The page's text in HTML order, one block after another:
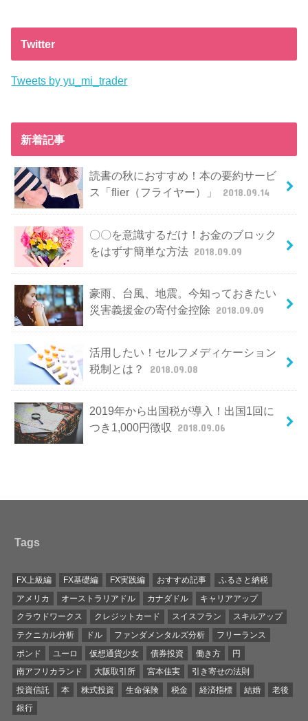
Twitter
Tweets by yu_mi_trader
新着記事
読書の秋におすすめ！本の要約サービ
ス「flier（フライヤー）」
2018.09.14
〇〇を意識するだけ！お金のブロック
をはずす簡単な方法 2018.09.09
豪雨、台風、地震。今知っておきたい
災害義援金の寄付金控除 2018.09.09
活用したい！セルフメディケーション
税制とは？
2018.09.08
2019年から出国税が導入！出国1回に
つき1,000円徴収
2018.09.06
Tags
FX上級編 FX基礎編 FX実践編 おすすめ記事
ふるさと納税
アメリカ
オーストラリアドル カナダドル
キャリアアップ
クラウドワークス
クレジットカード スイスフラン
スキルアップ
テクニカル分析
ドル ファンダメンタルズ分析
フリーランス
ポンド
ユーロ 仮想通貨少女 債券投資 働き方
円
南アフリカランド
大阪取引所 宮本佳実
引き寄せの法則
投資信託
本 株式投資 生命保険 税金 経済指標 結婚
老後
銀行